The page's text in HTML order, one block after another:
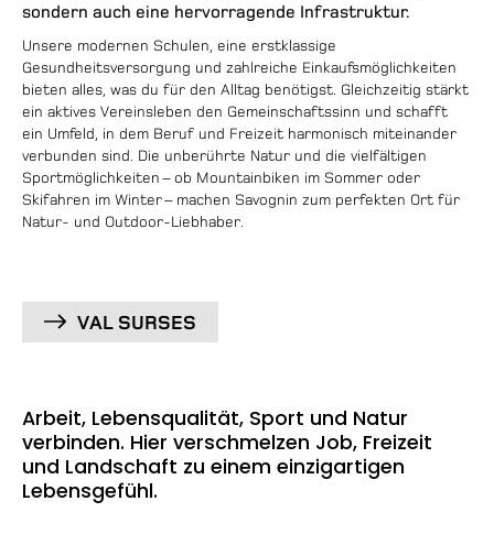
sondern auch eine hervorragende Infrastruktur.
Unsere modernen Schulen, eine erstklassige
Gesundheitsversorgung und zahlreiche Einkaufsmöglichkeiten
bieten alles, was du für den Alltag benötigst. Gleichzeitig stärkt
ein aktives Vereinsleben den Gemeinschaftssinn und schafft
ein Umfeld, in dem Beruf und Freizeit harmonisch miteinander
verbunden sind. Die unberührte Natur und die vielfältigen
Sportmöglichkeiten – ob Mountainbiken im Sommer oder
Skifahren im Winter – machen Savognin zum perfekten Ort für
Natur- und Outdoor-Liebhaber.
VAL SURSES
Arbeit, Lebensqualität, Sport und Natur
verbinden. Hier verschmelzen Job, Freizeit
und Landschaft zu einem einzigartigen
Lebensgefühl.